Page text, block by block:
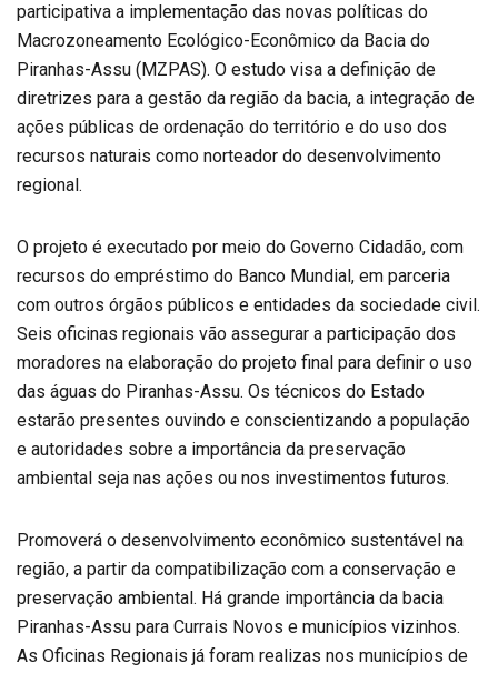
participativa a implementação das novas políticas do
Macrozoneamento Ecológico-Econômico da Bacia do
Piranhas-Assu (MZPAS). O estudo visa a definição de
diretrizes para a gestão da região da bacia, a integração de
ações públicas de ordenação do território e do uso dos
recursos naturais como norteador do desenvolvimento
regional.
O projeto é executado por meio do Governo Cidadão, com
recursos do empréstimo do Banco Mundial, em parceria
com outros órgãos públicos e entidades da sociedade civil.
Seis oficinas regionais vão assegurar a participação dos
moradores na elaboração do projeto final para definir o uso
das águas do Piranhas-Assu. Os técnicos do Estado
estarão presentes ouvindo e conscientizando a população
e autoridades sobre a importância da preservação
ambiental seja nas ações ou nos investimentos futuros.
Promoverá o desenvolvimento econômico sustentável na
região, a partir da compatibilização com a conservação e
preservação ambiental. Há grande importância da bacia
Piranhas-Assu para Currais Novos e municípios vizinhos.
As Oficinas Regionais já foram realizas nos municípios de